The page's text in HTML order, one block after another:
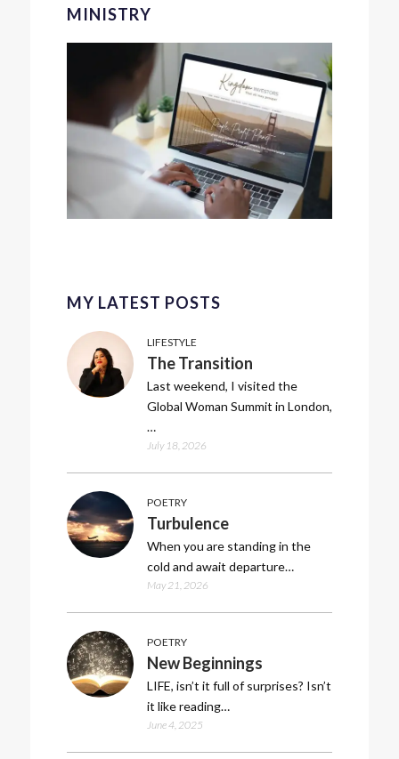
MINISTRY
MY LATEST POSTS
LIFESTYLE
The Transition
Last weekend, I visited the
Global Woman Summit in London,
…
July 18, 2026
POETRY
Turbulence
When you are standing in the
cold and await departure…
May 21, 2026
POETRY
New Beginnings
LIFE, isn’t it full of surprises? Isn’t
it like reading…
June 4, 2025